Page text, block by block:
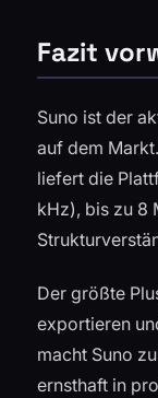
Fazit
Suno ist der
auf dem
liefert die
kHz), bis zu 8
Der größte
exportieren
macht Suno
ernsthaft in